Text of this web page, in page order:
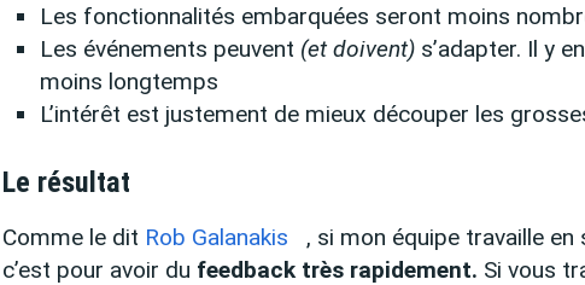
Les fonctionnalités embarquées seront moins
Les événements peuvent (et doivent)s’adapter. Il y
moins longtemps
L’intérêt est justement de mieux découper les
Le résultat
Comme le dit Rob Galanakis
, si mon équipe travaille en
c’est pour avoir du feedback très rapidement. Si vous